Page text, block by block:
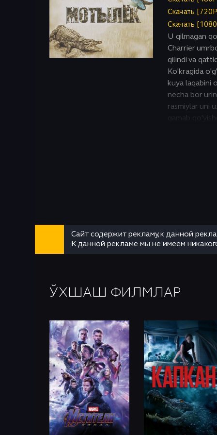
Скачать
Скачать
U qilmagan
Charrier
qilindi va
Ko'kragida
kuya laqabini
necha bor
rasmiylar uni
qamab
Сайт содержит рекламу, к данной
К данной рекламе мы не имеем
ЎХШАШ ФИЛМЛАР